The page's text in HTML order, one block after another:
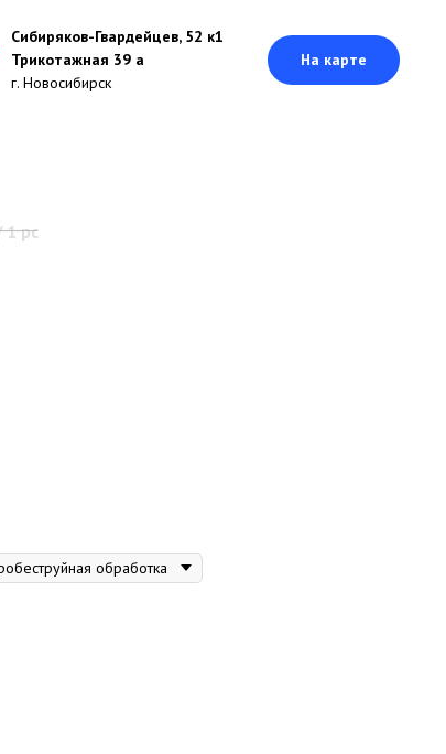
Сибиряков-Гвардейцев, 52 к1
Трикотажная 39 а
г. Новосибирск
На карте
1 pc